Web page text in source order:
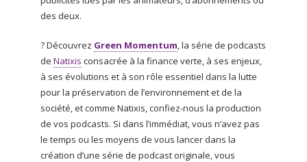
des deux.
? Découvrez Green Momentum, la série de podcasts
de Natixis consacrée à la finance verte, à ses enjeux,
à ses évolutions et à son rôle essentiel dans la lutte
pour la préservation de l’environnement et de la
société, et comme Natixis, confiez-nous la production
de vos podcasts. Si dans l’immédiat, vous n’avez pas
le temps ou les moyens de vous lancer dans la
création d’une série de podcast originale, vous